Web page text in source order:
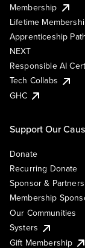
Membership
Lifetime
Apprenticeship
NEXT
Responsible AI
Tech Collabs
GHC
Support Our
Donate
Recurring Donate
Sponsor &
Membership
Our Communities
Systers
Gift Membership